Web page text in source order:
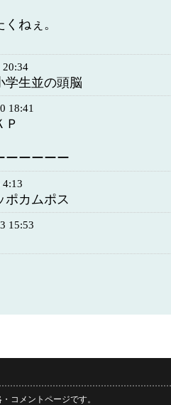
ねぇ。
20:34
学生並の頭脳
18:41
Ｐ
ーーーーー
4:13
カムポス
15:53
コメントページです。